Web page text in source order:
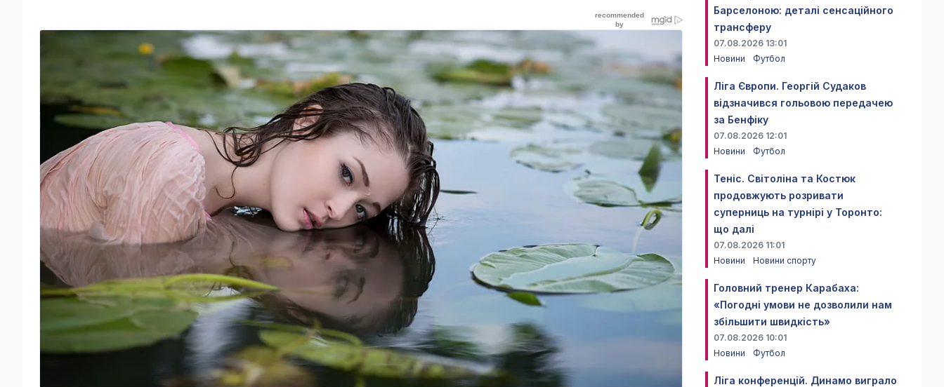
Барселоною: деталі сенсаційного
трансферу
07.08.2026 13:01
Новини
Футбол
Ліга Європи. Георгій Судаков
відзначився гольовою передачею
за Бенфіку
07.08.2026 12:01
Новини
Футбол
Теніс. Світоліна та Костюк
продовжують розривати
суперниць на турнірі у Торонто:
що далі
07.08.2026 11:01
Новини
Новини спорту
Головний тренер Карабаха:
«Погодні умови не дозволили нам
збільшити швидкість»
07.08.2026 10:01
Новини
Футбол
Ліга конференцій. Динамо виграло